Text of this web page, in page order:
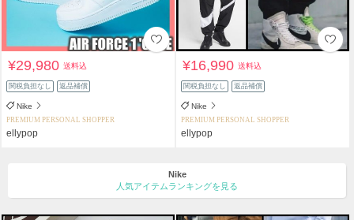
¥29,980送料込
関税負担なし 返品補償
Nike
PREMIUM PERSONAL SHOPPER
ellypop
¥16,990送料込
関税負担なし 返品補償
Nike
PREMIUM PERSONAL SHOPPER
ellypop
Nike
人気アイテムランキングを見る